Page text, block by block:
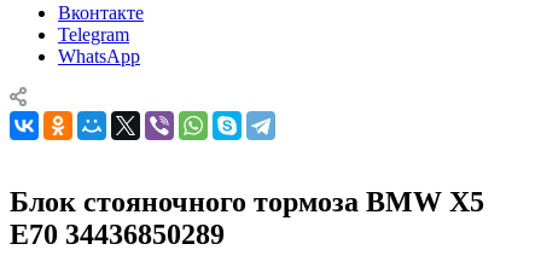
Вконтакте
Telegram
WhatsApp
Блок стояночного тормоза BMW X5
E70 34436850289